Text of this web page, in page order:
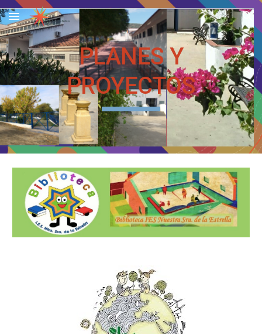
Skip to main content Skip to navigation
PLANES Y
PROYECTOS